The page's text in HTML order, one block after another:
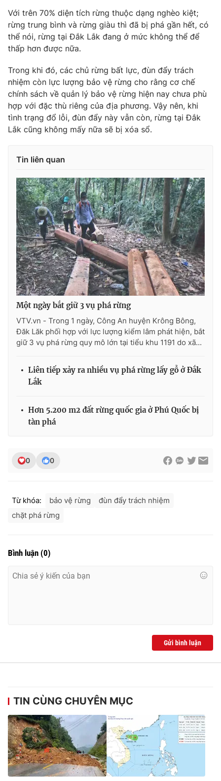
Email:
toasoan@vtv.vn
Liên hệ quảng cáo:024-7300.7108
thuận bằng văn bản. Ghi rõ nguồn VTV.vn khi phát hành lại
thông tin từ website này.
Với trên 70% diện tích rừng thuộc dạng nghèo kiệt;
rừng trung bình và rừng giàu thì đã bị phá gần hết, có
thể nói, rừng tại Đắk Lắk đang ở mức không thể để
thấp hơn được nữa.
Trong khi đó, các chủ rừng bất lực, đùn đẩy trách
nhiệm còn lực lượng bảo vệ rừng cho rằng cơ chế
chính sách về quản lý bảo vệ rừng hiện nay chưa phù
hợp với đặc thù riêng của địa phương. Vậy nên, khi
tình trạng đổ lỗi, đùn đẩy này vẫn còn, rừng tại Đắk
Lắk cũng không mấy nữa sẽ bị xóa sổ.
Tin liên quan
Một ngày bắt giữ 3 vụ phá rừng
VTV.vn - Trong 1 ngày, Công An huyện Krông Bông,
Đăk Lăk phối hợp với lực lượng kiểm lâm phát hiện, bắt
giữ 3 vụ phá rừng quy mô lớn tại tiểu khu 1191 do xã...
Liên tiếp xảy ra nhiều vụ phá rừng lấy gỗ ở Đắk
Lắk
Hơn 5.200 m2 đất rừng quốc gia ở Phú Quốc bị
tàn phá
0 0
Từ khóa: bảo vệ rừng
đùn đẩy trách nhiệm
chặt phá rừng
Bình luận (0)
Gửi bình luận
TIN CÙNG CHUYÊN MỤC